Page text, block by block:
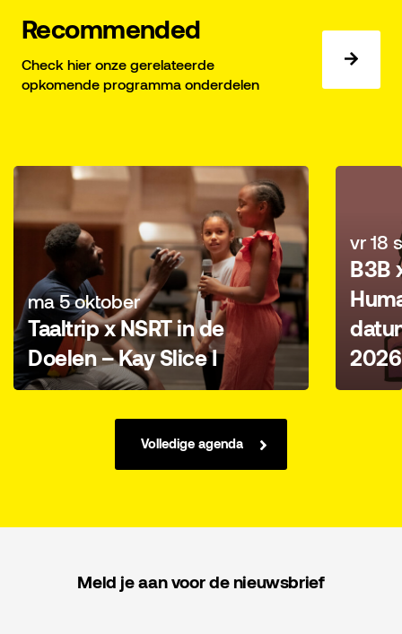
Recommended
Check hier onze gerelateerde
opkomende programma onderdelen
ma 5 oktober
Taaltrip x NSRT in de
Doelen – Kay Slice I
vr 18
B3B
2026
Volledige agenda
Meld je aan voor de nieuwsbrief